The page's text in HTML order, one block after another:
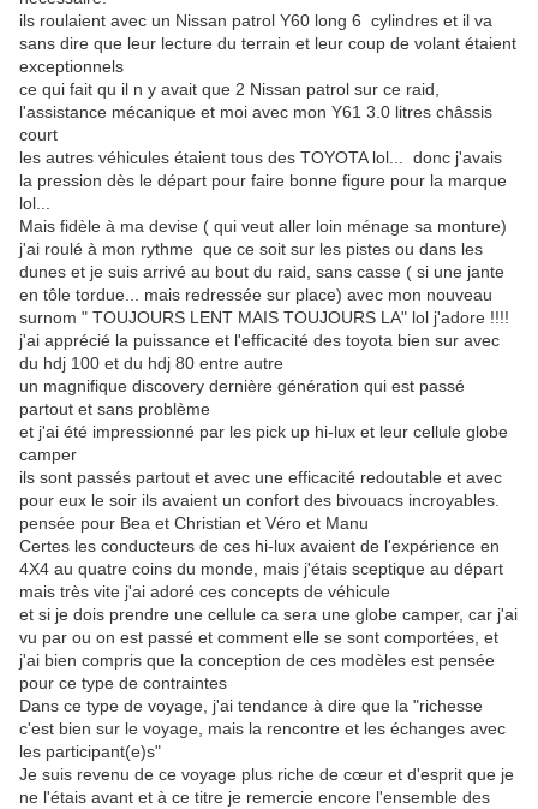
ils roulaient avec un Nissan patrol Y60 long 6 cylindres et il va
sans dire que leur lecture du terrain et leur coup de volant étaient
exceptionnels
ce qui fait qu il n y avait que 2 Nissan patrol sur ce raid,
l'assistance mécanique et moi avec mon Y61 3.0 litres châssis
court
les autres véhicules étaient tous des TOYOTA lol... donc j'avais
la pression dès le départ pour faire bonne figure pour la marque
lol...
Mais fidèle à ma devise ( qui veut aller loin ménage sa monture)
j'ai roulé à mon rythme que ce soit sur les pistes ou dans les
dunes et je suis arrivé au bout du raid, sans casse ( si une jante
en tôle tordue... mais redressée sur place) avec mon nouveau
surnom " TOUJOURS LENT MAIS TOUJOURS LA" lol j'adore !!!!
j'ai apprécié la puissance et l'efficacité des toyota bien sur avec
du hdj 100 et du hdj 80 entre autre
un magnifique discovery dernière génération qui est passé
partout et sans problème
et j'ai été impressionné par les pick up hi-lux et leur cellule globe
camper
ils sont passés partout et avec une efficacité redoutable et avec
pour eux le soir ils avaient un confort des bivouacs incroyables.
pensée pour Bea et Christian et Véro et Manu
Certes les conducteurs de ces hi-lux avaient de l'expérience en
4X4 au quatre coins du monde, mais j'étais sceptique au départ
mais très vite j'ai adoré ces concepts de véhicule
et si je dois prendre une cellule ca sera une globe camper, car j'ai
vu par ou on est passé et comment elle se sont comportées, et
j'ai bien compris que la conception de ces modèles est pensée
pour ce type de contraintes
Dans ce type de voyage, j'ai tendance à dire que la "richesse
c'est bien sur le voyage, mais la rencontre et les échanges avec
les participant(e)s"
Je suis revenu de ce voyage plus riche de cœur et d'esprit que je
ne l'étais avant et à ce titre je remercie encore l'ensemble des